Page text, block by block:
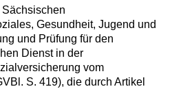
Gesundheit, Jugend und
und Prüfung für den
Dienst in der
vom
S. 419), die durch Artikel